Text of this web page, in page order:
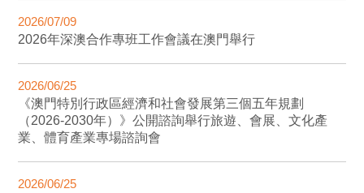
2026/07/09
2026年深澳合作專班工作會議在澳門舉行
2026/06/25
《澳門特別行政區經濟和社會發展第三個五年規劃
（2026-2030年）》公開諮詢舉行旅遊、會展、文化產
業、體育產業專場諮詢會
2026/06/25